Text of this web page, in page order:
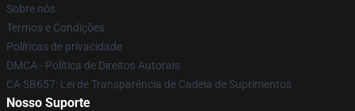
Sobre nós
Termos e Condições
Políticas de privacidade
DMCA - Política de Direitos Autorais
CA SB657: Lei de Transparência de Cadeia de Suprimentos
Nosso Suporte